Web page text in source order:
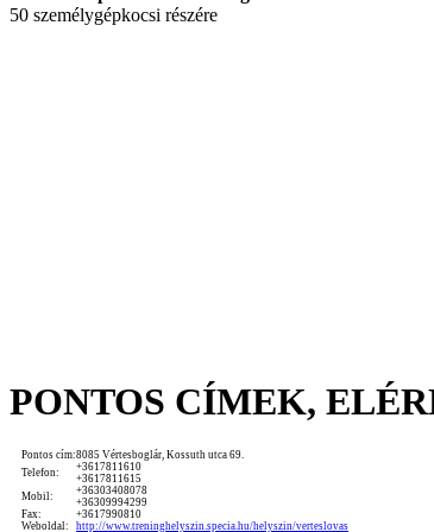
50 személygépkocsi részére
PONTOS CÍMEK,
Pontos cím:8085 Vértesboglár, Kossuth utca 69.
Telefon:
+3617811610
+3617811615
Mobil:
+36303408078
+36309994299
Fax:
+3617990810
Weboldal:
http://www.treninghelyszin.specia.hu/helyszin/verteslovas